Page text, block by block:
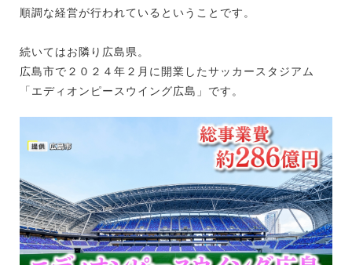
順調な経営が行われているということです。
続いてはお隣り広島県。
広島市で２０２４年２月に開業したサッカースタジアム
「エディオンピースウイング広島」です。